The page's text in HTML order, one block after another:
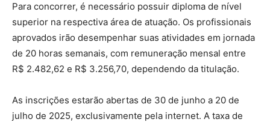
Para concorrer, é necessário possuir diploma de nível
superior na respectiva área de atuação. Os profissionais
aprovados irão desempenhar suas atividades em jornada
de 20 horas semanais, com remuneração mensal entre
R$ 2.482,62 e R$ 3.256,70, dependendo da titulação.
As inscrições estarão abertas de 30 de junho a 20 de
julho de 2025, exclusivamente pela internet. A taxa de